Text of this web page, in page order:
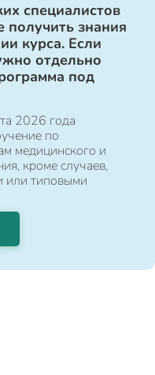
специалистов
получить знания
курса. Если
отдельно
под
2026 года
по
медицинского и
кроме случаев,
или типовыми